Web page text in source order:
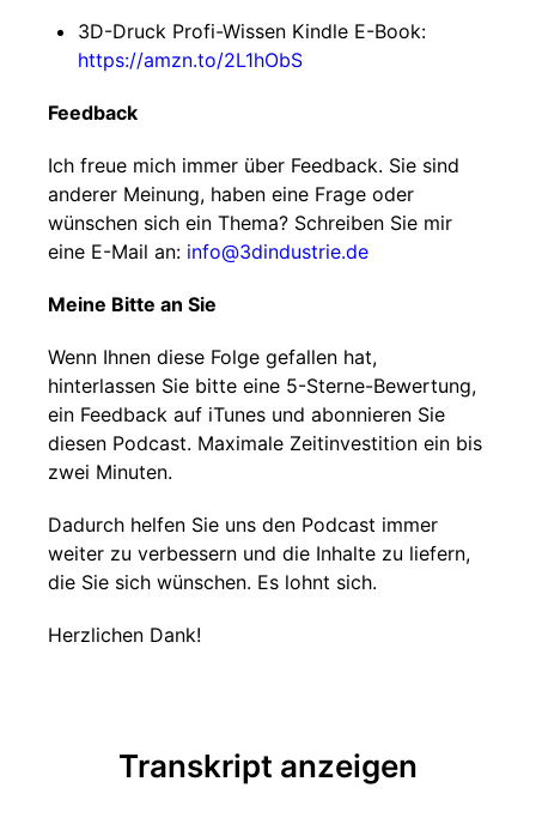
3D-Druck Profi-Wissen Kindle E-Book:
https://amzn.to/2L1hObS
Feedback
Ich freue mich immer über Feedback. Sie sind
anderer Meinung, haben eine Frage oder
wünschen sich ein Thema? Schreiben Sie mir
eine E-Mail an: info@3dindustrie.de
Meine Bitte an Sie
Wenn Ihnen diese Folge gefallen hat,
hinterlassen Sie bitte eine 5-Sterne-Bewertung,
ein Feedback auf iTunes und abonnieren Sie
diesen Podcast. Maximale Zeitinvestition ein bis
zwei Minuten.
Dadurch helfen Sie uns den Podcast immer
weiter zu verbessern und die Inhalte zu liefern,
die Sie sich wünschen. Es lohnt sich.
Herzlichen Dank!
Transkript anzeigen